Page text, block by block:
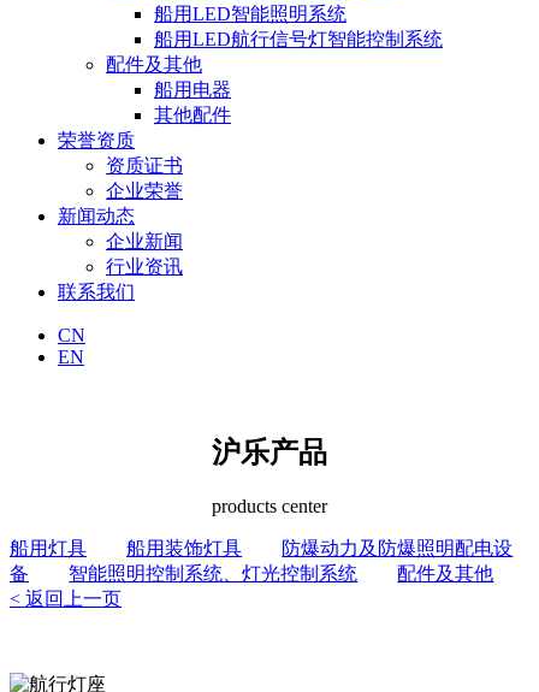
船用LED智能照明系统
船用LED航行信号灯智能控制系统
配件及其他
船用电器
其他配件
荣誉资质
资质证书
企业荣誉
新闻动态
企业新闻
行业资讯
联系我们
CN
EN
沪乐产品
products center
船用灯具 船用装饰灯具
防爆动力及防爆照明配电设
备
智能照明控制系统、灯光控制系统
配件及其他
< 返回上一页